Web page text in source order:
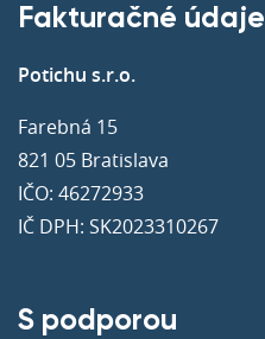
Fakturačné údaje
Potichu s.r.o.
Farebná 15
821 05 Bratislava
IČO: 46272933
IČ DPH: SK2023310267
S podporou